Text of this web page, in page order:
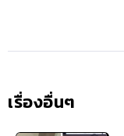
เรื่องอื่นๆ